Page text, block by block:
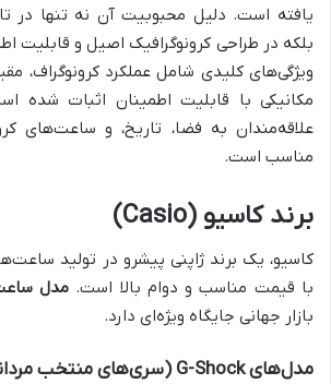
یافته است. دلیل محبوبیت آن نه تنها در
بلکه در طراحی کرونوگرافیک اصیل و قابلیت
ویژگی‌های کلیدی شامل عملکرد کرونوگراف،
مکانیکی با قابلیت اطمینان اثبات شده
علاقه‌مندان به فضا، تاریخ، و ساعت‌های
مناسب است.
برند کاسیو (Casio)
کاسیو، یک برند ژاپنی پیشرو در تولید
با قیمت مناسب و دوام بالا است. مدل
بازار جهانی جایگاه ویژه‌ای دارد.
مدل‌های G-Shock (سری‌های منتخب مردانه)